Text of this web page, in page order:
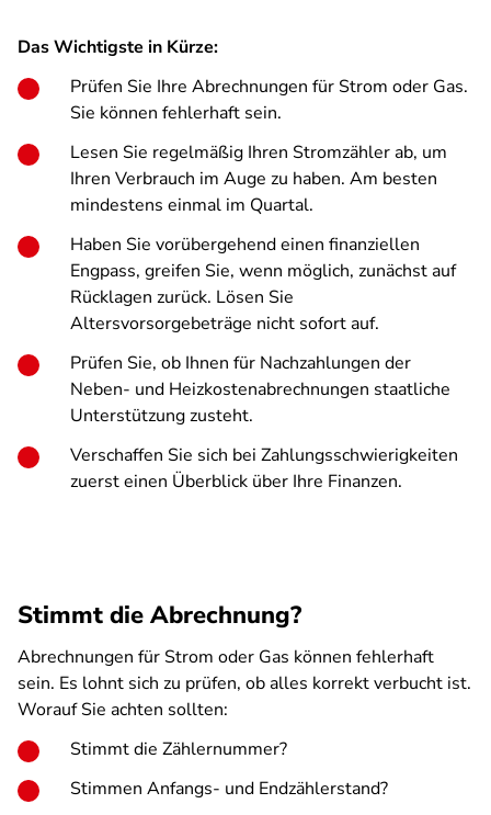
Das Wichtigste in Kürze:
Prüfen Sie Ihre Abrechnungen für Strom oder Gas.
Sie können fehlerhaft sein.
Lesen Sie regelmäßig Ihren Stromzähler ab, um
Ihren Verbrauch im Auge zu haben. Am besten
mindestens einmal im Quartal.
Haben Sie vorübergehend einen finanziellen
Engpass, greifen Sie, wenn möglich, zunächst auf
Rücklagen zurück. Lösen Sie
Altersvorsorgebeträge nicht sofort auf.
Prüfen Sie, ob Ihnen für Nachzahlungen der
Neben- und Heizkostenabrechnungen staatliche
Unterstützung zusteht.
Verschaffen Sie sich bei Zahlungsschwierigkeiten
zuerst einen Überblick über Ihre Finanzen.
Stimmt die Abrechnung?
Abrechnungen für Strom oder Gas können fehlerhaft
sein. Es lohnt sich zu prüfen, ob alles korrekt verbucht ist.
Worauf Sie achten sollten:
Stimmt die Zählernummer?
Stimmen Anfangs- und Endzählerstand?